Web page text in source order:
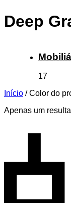
Deep
17
Início /Color do
Apenas um